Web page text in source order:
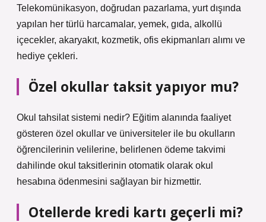
Telekomünikasyon, doğrudan pazarlama, yurt dışında
yapılan her türlü harcamalar, yemek, gıda, alkollü
içecekler, akaryakıt, kozmetik, ofis ekipmanları alımı ve
hediye çekleri.
Özel okullar taksit yapıyor mu?
Okul tahsilat sistemi nedir? Eğitim alanında faaliyet
gösteren özel okullar ve üniversiteler ile bu okulların
öğrencilerinin velilerine, belirlenen ödeme takvimi
dahilinde okul taksitlerinin otomatik olarak okul
hesabına ödenmesini sağlayan bir hizmettir.
Otellerde kredi kartı geçerli mi?